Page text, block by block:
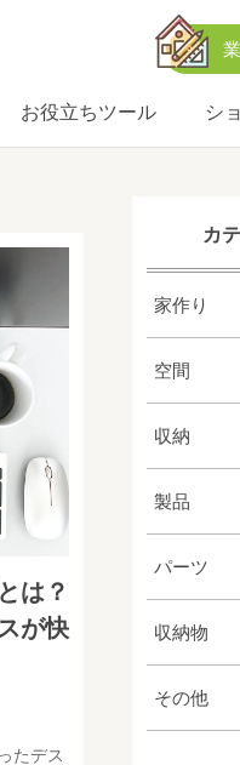
お役立ちツール シ
は？
が快
たデス
カ
家作り
空間
収納
製品
パーツ
収納物
その他